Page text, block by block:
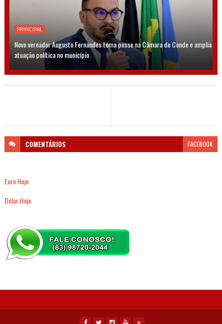
PRINCIPAL
Novo vereador Augusto Fernandes toma posse na Câmara de Conde e amplia
atuação política no município
COMENTÁRIOS FACEBOOK
Euro Hoje
Dólar Hoje